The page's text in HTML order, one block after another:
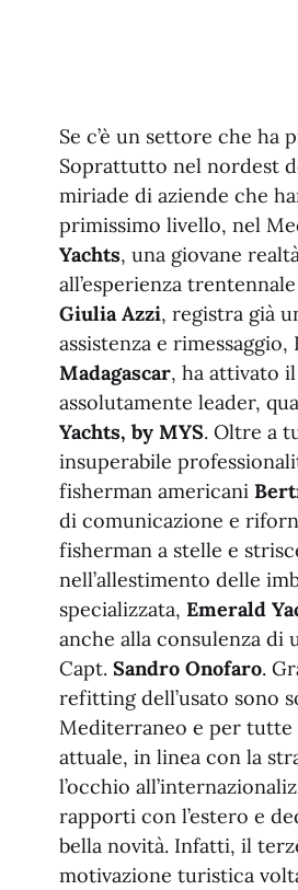
Se c’è un settore che ha
Soprattutto nel nordest
miriade di aziende che
primissimo livello, nel
Yachts, una giovane
all’esperienza
Giulia Azzi, registra già
assistenza e
Madagascar, ha attivato
assolutamente leader,
Yachts, by MYS. Oltre a
insuperabile
fisherman americani
di comunicazione e
fisherman a stelle e
nell’allestimento delle
specializzata, Emerald
anche alla consulenza di
Capt. Sandro Onofaro.
refitting dell’usato sono
Mediterraneo e per tutte
attuale, in linea con la
l’occhio
rapporti con l’estero e
bella novità. Infatti, il
motivazione turistica